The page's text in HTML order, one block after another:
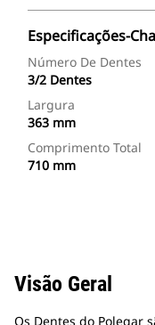
Especificações-
Número De Dentes
3/2 Dentes
Largura
363 mm
Comprimento Total
710 mm
Visão Geral
Os Dentes do Polegar